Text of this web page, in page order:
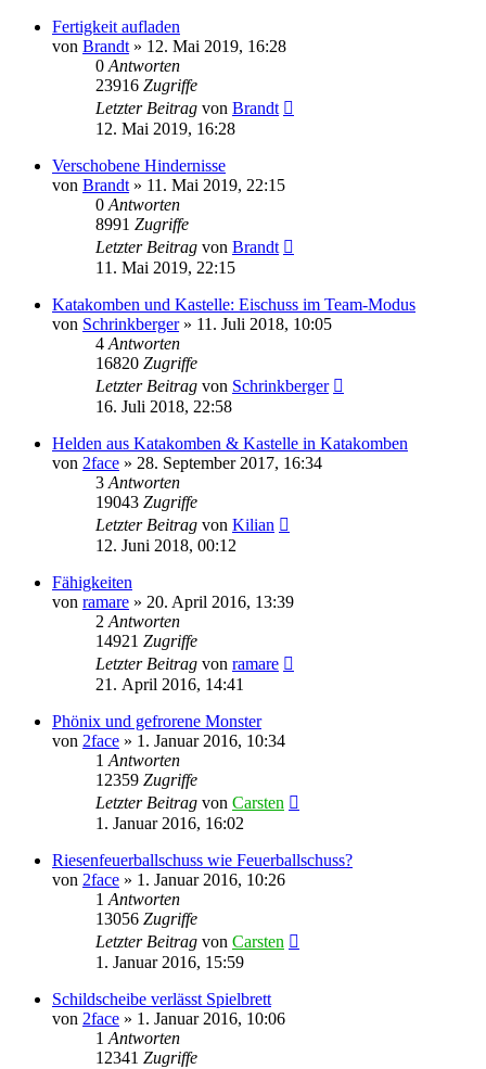
Fertigkeit aufladen
von Brandt » 12. Mai 2019, 16:28
0 Antworten
23916 Zugriffe
Letzter Beitrag von Brandt
12. Mai 2019, 16:28
Verschobene Hindernisse
von Brandt » 11. Mai 2019, 22:15
0 Antworten
8991 Zugriffe
Letzter Beitrag von Brandt
11. Mai 2019, 22:15
Katakomben und Kastelle: Eischuss im Team-Modus
von Schrinkberger» 11. Juli 2018, 10:05
4 Antworten
16820 Zugriffe
Letzter Beitrag von Schrinkberger
16. Juli 2018, 22:58
Helden aus Katakomben & Kastelle in Katakomben
von 2face » 28. September 2017, 16:34
3 Antworten
19043 Zugriffe
Letzter Beitrag von Kilian
12. Juni 2018, 00:12
Fähigkeiten
von ramare » 20. April 2016, 13:39
2 Antworten
14921 Zugriffe
Letzter Beitrag von ramare
21. April 2016, 14:41
Phönix und gefrorene Monster
von 2face » 1. Januar 2016, 10:34
1 Antworten
12359 Zugriffe
Letzter Beitrag von Carsten
1. Januar 2016, 16:02
Riesenfeuerballschuss wie Feuerballschuss?
von 2face » 1. Januar 2016, 10:26
1 Antworten
13056 Zugriffe
Letzter Beitrag von Carsten
1. Januar 2016, 15:59
Schildscheibe verlässt Spielbrett
von 2face » 1. Januar 2016, 10:06
1 Antworten
12341 Zugriffe